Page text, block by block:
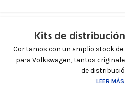
Kits de
Contamos con un amplio stock
para Volkswagen, tantos
de
LEER MÁS